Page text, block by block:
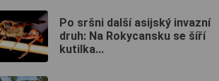
Po sršni další asijský invazní
druh: Na Rokycansku se šíří
kutilka...